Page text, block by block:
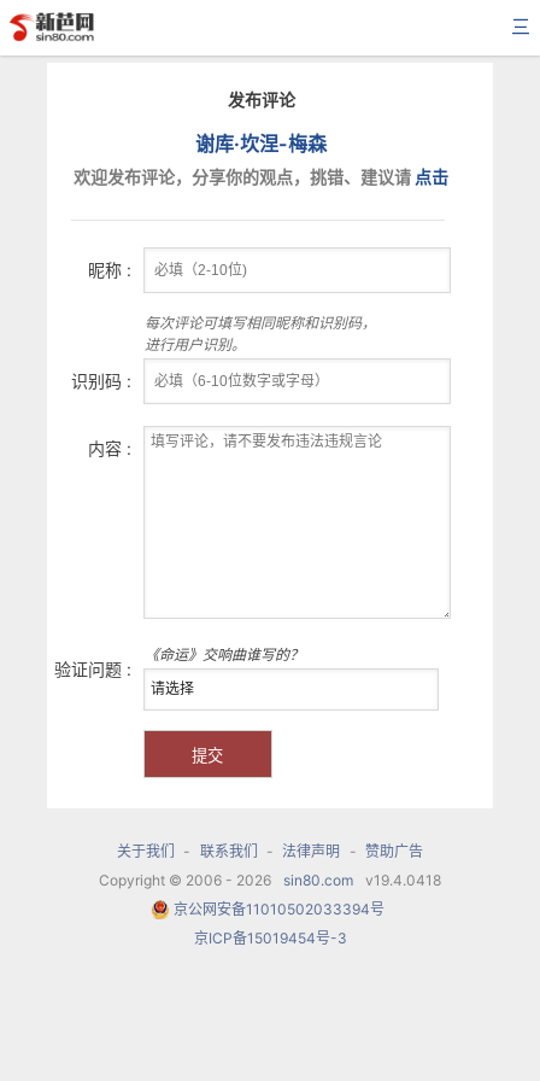
三
发布评论
谢库·坎涅-梅森
欢迎发布评论，分享你的观点，挑错、建议请 点击
昵称 :
每次评论可填写相同昵称和识别码，
进行用户识别。
识别码 :
内容 :
验证问题 :
《命运》交响曲谁写的？
关于我们 - 联系我们 - 法律声明 - 赞助广告
Copyright © 2006 - 2026
sin80.com
v19.4.0418
京公网安备11010502033394号
京ICP备15019454号-3